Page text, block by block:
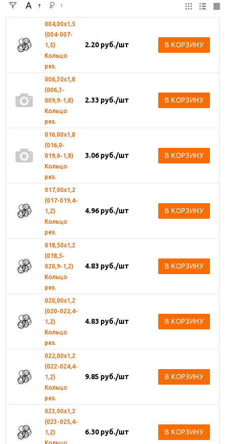
004,00х1,5
(004-007-
1,5)
Кольцо
рез.
2.20 руб./шт В КОРЗИНУ
006,30х1,8
(006,3-
009,9-1,8)
Кольцо
рез.
2.33 руб./шт В КОРЗИНУ
016,00х1,8
(016,0-
019,6-1,8)
Кольцо
рез.
3.06 руб./шт В КОРЗИНУ
017,00х1,2
(017-019,4-
1,2)
Кольцо
рез.
4.96 руб./шт В КОРЗИНУ
018,50х1,2
(018,5-
020,9-1,2)
Кольцо
рез.
4.83 руб./шт В КОРЗИНУ
020,00х1,2
(020-022,4-
1,2)
Кольцо
рез.
4.83 руб./шт В КОРЗИНУ
022,00х1,2
(022-024,4-
1,2)
Кольцо
рез.
9.85 руб./шт В КОРЗИНУ
023,00х1,2
(023-025,4-
1,2)
6.30 руб./шт В КОРЗИНУ